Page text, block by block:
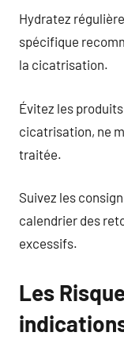
Hydratez
spécifique
la cicatrisation.
Évitez les
cicatrisation, ne
traitée.
Suivez les
calendrier des
excessifs.
Les